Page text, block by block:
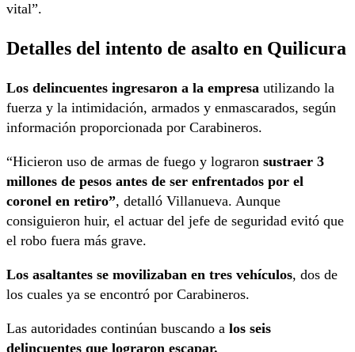
vital”.
Detalles del intento de asalto en Quilicura
Los delincuentes ingresaron a la empresa utilizando la
fuerza y la intimidación, armados y enmascarados, según
información proporcionada por Carabineros.
“Hicieron uso de armas de fuego y lograron sustraer 3
millones de pesos antes de ser enfrentados por el
coronel en retiro”, detalló Villanueva. Aunque
consiguieron huir, el actuar del jefe de seguridad evitó que
el robo fuera más grave.
Los asaltantes se movilizaban en tres vehículos, dos de
los cuales ya se encontró por Carabineros.
Las autoridades continúan buscando a los seis
delincuentes que lograron escapar.